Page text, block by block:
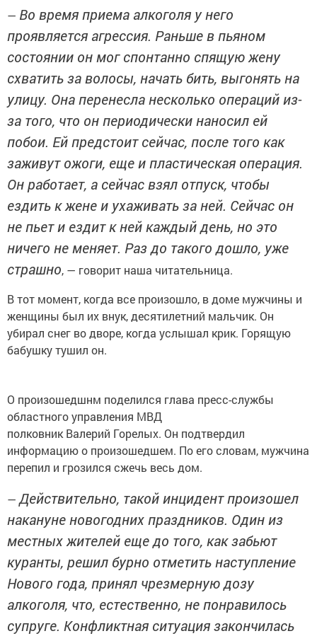
— Во время приема алкоголя у него
проявляется агрессия. Раньше в пьяном
состоянии он мог спонтанно спящую жену
схватить за волосы, начать бить, выгонять на
улицу. Она перенесла несколько операций из-
за того, что он периодически наносил ей
побои. Ей предстоит сейчас, после того как
заживут ожоги, еще и пластическая операция.
Он работает, а сейчас взял отпуск, чтобы
ездить к жене и ухаживать за ней. Сейчас он
не пьет и ездит к ней каждый день, но это
ничего не меняет. Раз до такого дошло, уже
страшно, — говорит наша читательница.
В тот момент, когда все произошло, в доме мужчины и
женщины был их внук, десятилетний мальчик. Он
убирал снег во дворе, когда услышал крик. Горящую
бабушку тушил он.
О произошедшнм поделился глава пресс-службы
областного управления МВД
полковник Валерий Горелых. Он подтвердил
информацию о произошедшем. По его словам, мужчина
перепил и грозился сжечь весь дом.
— Действительно, такой инцидент произошел
накануне новогодних праздников. Один из
местных жителей еще до того, как забьют
куранты, решил бурно отметить наступление
Нового года, принял чрезмерную дозу
алкоголя, что, естественно, не понравилось
супруге. Конфликтная ситуация закончилась